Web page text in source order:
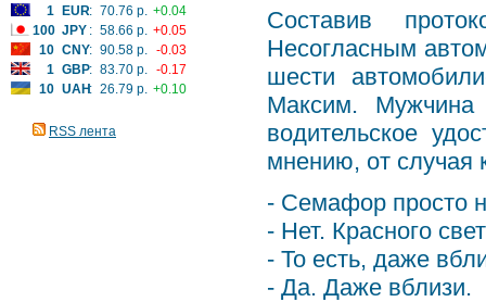
1
EUR: 70.76 р. +0.04
100 JPY : 58.66 р. +0.05
10 CNY: 90.58 р. -0.03
1 GBP: 83.70 р. -0.17
10 UAH: 26.79 р. +0.10
RSS лента
Составив
Несогласным
шести
Максим.
водительское
мнению, от случая
- Семафор просто
- Нет. Красного
- То есть, даже
- Да. Даже вблизи.